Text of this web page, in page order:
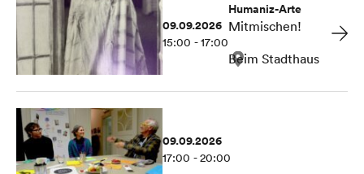
09.09.2026
15:00 - 17:00
Humaniz-Arte
Mitmischen!
Beim Stadthaus
09.09.2026
17:00 - 20:00